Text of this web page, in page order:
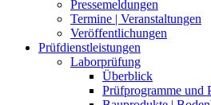
Pressemeldungen
Termine | Veranstaltungen
Veröffentlichungen
Prüfdienstleistungen
Laborprüfung
Überblick
Prüfprogramme und